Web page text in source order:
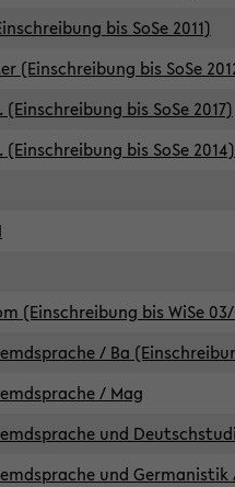
bis SoSe 2011)
(Einschreibung bis SoSe
(Einschreibung bis SoSe 2017)
(Einschreibung bis SoSe 2014)
(Einschreibung bis WiSe
/ Ba
/ Mag
und
und Germanistik